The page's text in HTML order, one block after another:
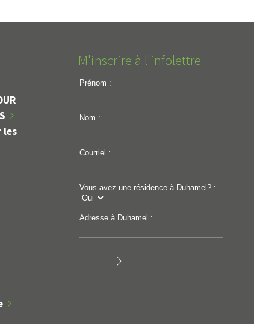
les
M'inscrire à l'infolettre
Prénom :
Nom :
Courriel :
Vous avez une résidence à Duhamel? :
Adresse à Duhamel :